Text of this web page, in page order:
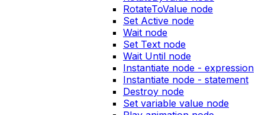
RotateToValue node
Set Active node
Wait node
Set Text node
Wait Until node
Instantiate node - expression
Instantiate node - statement
Destroy node
Set variable value node